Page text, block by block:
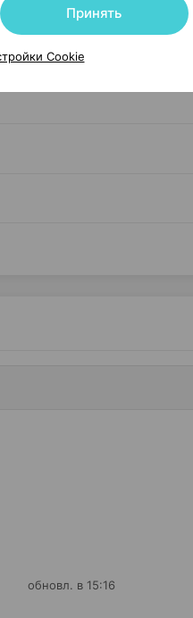
обновл. в 15:16
Принять
Cookie